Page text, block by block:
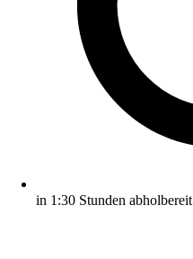
in 1:30 Stunden abholbereit